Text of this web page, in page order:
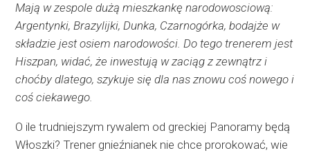
Mają w zespole dużą mieszkankę narodowosciową:
Argentynki, Brazylijki, Dunka, Czarnogórka, bodajże w
składzie jest osiem narodowości. Do tego trenerem jest
Hiszpan, widać, że inwestują w zaciąg z zewnątrz i
choćby dlatego, szykuje się dla nas znowu coś nowego i
coś ciekawego.
O ile trudniejszym rywalem od greckiej Panoramy będą
Włoszki? Trener gnieźnianek nie chce prorokować, wie